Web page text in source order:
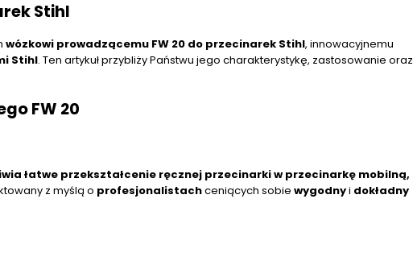
Stihl
wózkowi prowadzącemu FW 20 do przecinarek Stihl, innowacyjnemu
Stihl. Ten artykuł przybliży Państwu jego charakterystykę, zastosowanie oraz
FW 20
łatwe przekształcenie ręcznej przecinarki w przecinarkę mobilną,
z myślą o profesjonalistachceniących sobie wygodnyi dokładny